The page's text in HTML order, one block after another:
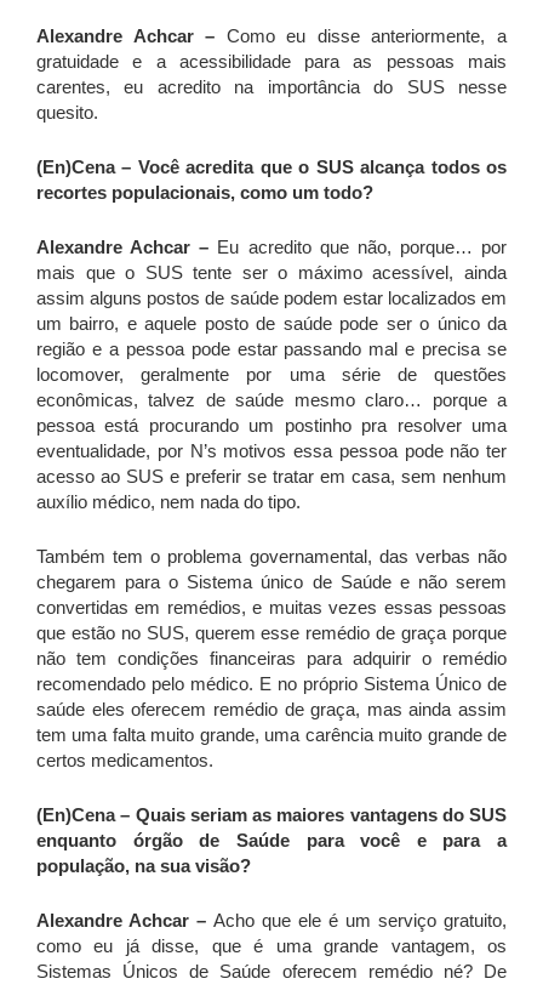
Alexandre Achcar – Como eu disse anteriormente, a
gratuidade e a acessibilidade para as pessoas mais
carentes, eu acredito na importância do SUS nesse
quesito.
(En)Cena – Você acredita que o SUS alcança todos os
recortes populacionais, como um todo?
Alexandre Achcar – Eu acredito que não, porque… por
mais que o SUS tente ser o máximo acessível, ainda
assim alguns postos de saúde podem estar localizados em
um bairro, e aquele posto de saúde pode ser o único da
região e a pessoa pode estar passando mal e precisa se
locomover, geralmente por uma série de questões
econômicas, talvez de saúde mesmo claro… porque a
pessoa está procurando um postinho pra resolver uma
eventualidade, por N’s motivos essa pessoa pode não ter
acesso ao SUS e preferir se tratar em casa, sem nenhum
auxílio médico, nem nada do tipo.
Também tem o problema governamental, das verbas não
chegarem para o Sistema único de Saúde e não serem
convertidas em remédios, e muitas vezes essas pessoas
que estão no SUS, querem esse remédio de graça porque
não tem condições financeiras para adquirir o remédio
recomendado pelo médico. E no próprio Sistema Único de
saúde eles oferecem remédio de graça, mas ainda assim
tem uma falta muito grande, uma carência muito grande de
certos medicamentos.
(En)Cena – Quais seriam as maiores vantagens do SUS
enquanto órgão de Saúde para você e para a
população, na sua visão?
Alexandre Achcar – Acho que ele é um serviço gratuito,
como eu já disse, que é uma grande vantagem, os
Sistemas Únicos de Saúde oferecem remédio né? De